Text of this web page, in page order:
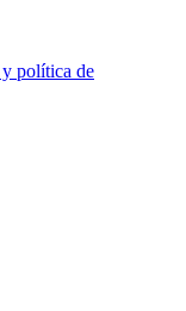
y política de